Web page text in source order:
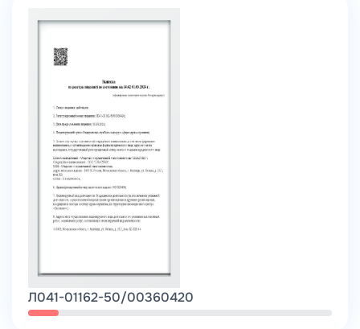
г. Королев, ул. Терешковой, д.8/28
+7 (495) 156-20-30
Пн-Вс: 08:00 - 21:00
Санитарный час: 14:00 - 15:00
Подробнее
Л041-01162-50/00360420